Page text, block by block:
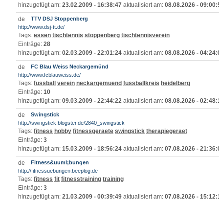
hinzugefügt am: 23.02.2009 - 16:38:47 aktualisiert am: 08.08.2026 -
TTV DSJ Stoppenberg
http://www.dsj-tt.de/
Tags: essen tischtennis stoppenberg tischtennisverein
Einträge: 28
hinzugefügt am: 02.03.2009 - 22:01:24 aktualisiert am: 08.08.2026 -
FC Blau Weiss Neckargemünd
http://www.fcblauweiss.de/
Tags: fussball verein neckargemuend fussballkreis heidelberg
Einträge: 10
hinzugefügt am: 09.03.2009 - 22:44:22 aktualisiert am: 08.08.2026 -
Swingstick
http://swingstick.blogster.de/2840_swingstick
Tags: fitness hobby fitnessgeraete swingstick therapiegeraet
Einträge: 3
hinzugefügt am: 15.03.2009 - 18:56:24 aktualisiert am: 07.08.2026 -
Fitness&uuml;bungen
http://fitnessuebungen.beeplog.de
Tags: fitness fit fitnesstraining training
Einträge: 3
hinzugefügt am: 21.03.2009 - 00:39:49 aktualisiert am: 07.08.2026 -